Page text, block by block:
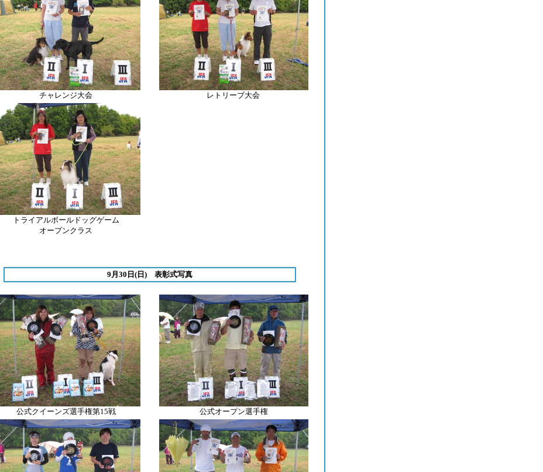
チャレンジ大会 レトリーブ大会
トライアルボールドッグゲーム
オープンクラス
9月30日(日) 表彰式写真
公式クイーンズ選手権第15戦 公式オープン選手権